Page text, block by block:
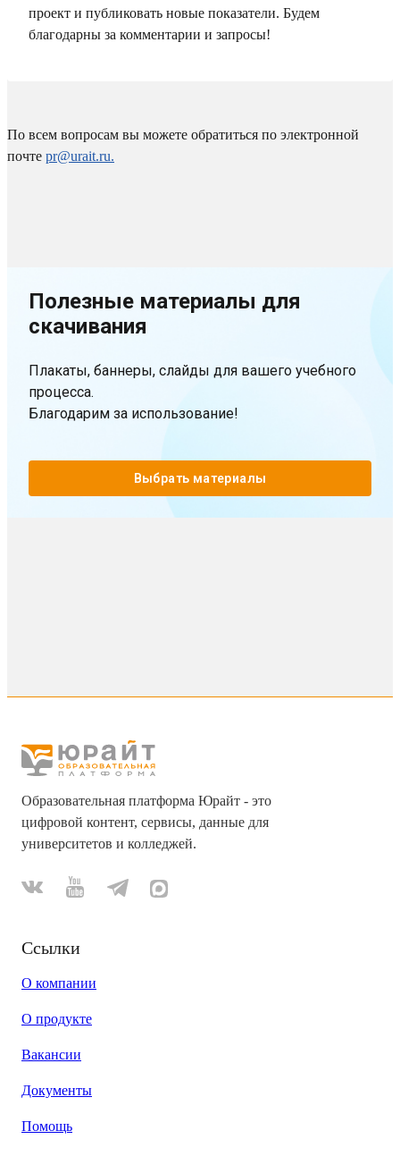
проект и публиковать новые показатели. Будем
благодарны за комментарии и запросы!
По всем вопросам вы можете обратиться по электронной
почте pr@urait.ru.
Полезные материалы для
скачивания
Плакаты, баннеры, слайды для вашего учебного
процесса.
Благодарим за использование!
Выбрать материалы
Образовательная платформа Юрайт - это
цифровой контент, сервисы, данные для
университетов и колледжей.
Ссылки
О компании
О продукте
Вакансии
Документы
Помощь